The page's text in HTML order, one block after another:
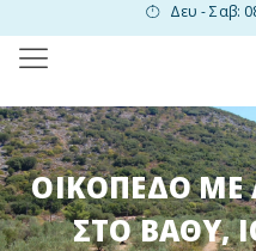
Δευ - Σαβ:
ΟΙΚΌΠΕΔΟ ΜΕ
ΣΤΟ ΒΑΘΎ,